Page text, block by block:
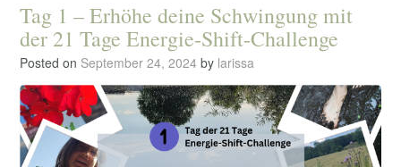
Tag 1 – Erhöhe deine Schwingung mit
der 21 Tage Energie-Shift-Challenge
Posted on September 24, 2024 by larissa